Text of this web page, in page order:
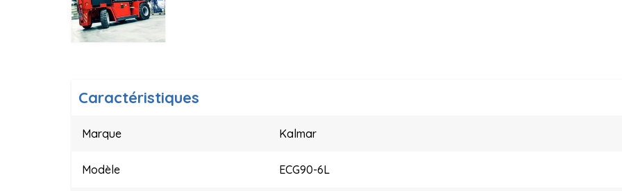
Caractéristiques
Marque Kalmar
Modèle ECG90-6L